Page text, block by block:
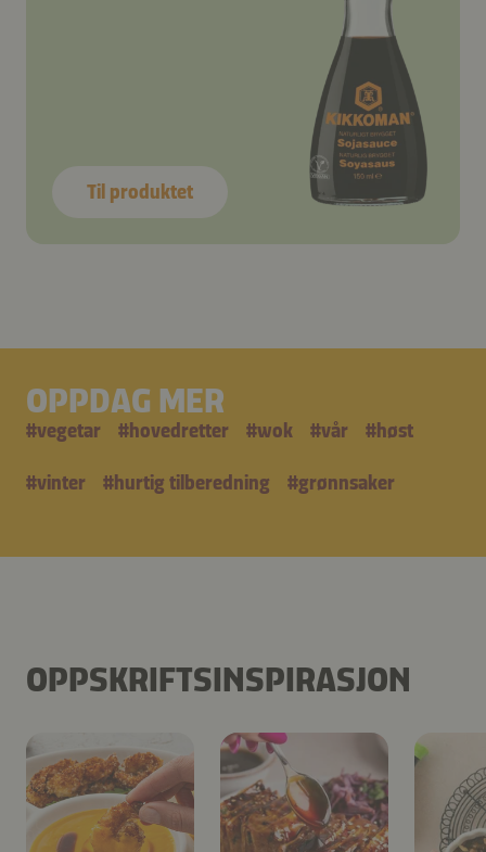
Til produktet
OPPDAG MER
#vegetar #hovedretter #wok #vår #høst
#vinter #hurtig tilberedning #grønnsaker
OPPSKRIFTSINSPIRASJON